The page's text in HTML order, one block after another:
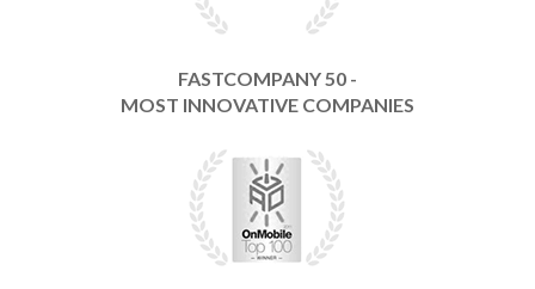
FASTCOMPANY 50 -
MOST INNOVATIVE COMPANIES